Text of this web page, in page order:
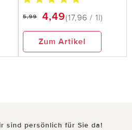
5,99 4,49(17,96 / 1l)
Zum Artikel
sind persönlich für Sie da!